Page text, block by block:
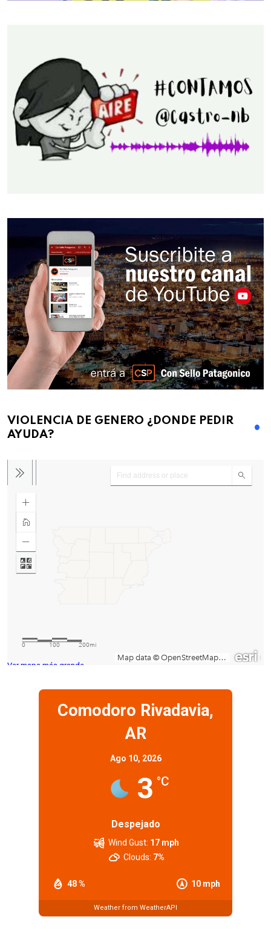
VIOLENCIA DE GENERO ¿DONDE PEDIR
AYUDA?
Ver mapa más grande
Comodoro Rivadavia,
AR
Ago 10, 2026
3 °C
Despejado
48 % 10 mph
Wind Gust: 17 mph
Clouds: 7%
Weather from WeatherAPI